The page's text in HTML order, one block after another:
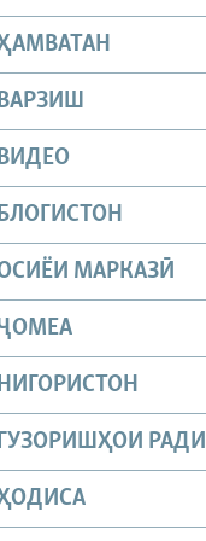
ВАРЗИШ
ВИДЕО
БЛОГИСТОН
МАРКАЗӢ
НИГОРИСТОН
ГУЗОРИШҲОИ